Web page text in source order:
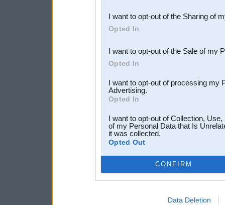
Downstream Participants
third parties.
I want to opt-out of the Sharing of
Opted In
I want to opt-out of the Sale of my
Opted In
I want to opt-out of processing my
Advertising.
Opted In
I want to opt-out of Collection,
of my Personal Data that Is
it was collected.
Opted Out
CONFIRM
Data Deletion